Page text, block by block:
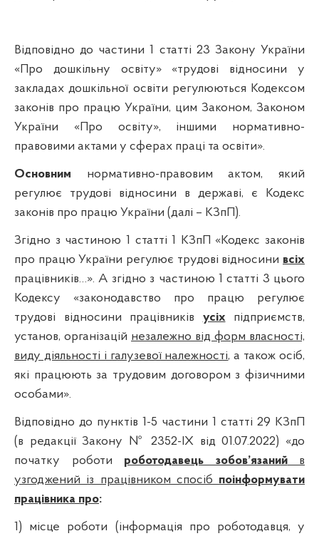
Відповідно до частини 1 статті 23 Закону України
«Про дошкільну освіту» «трудові відносини у
закладах дошкільної освіти регулюються Кодексом
законів про працю України, цим Законом, Законом
України «Про освіту», іншими нормативно-
правовими актами у сферах праці та освіти».
Основним нормативно-правовим актом, який
регулює трудові відносини в державі, є Кодекс
законів про працю України (далі – КЗпП).
Згідно з частиною 1 статті 1 КЗпП «Кодекс законів
про працю України регулює трудові відносини всіх
працівників…». А згідно з частиною 1 статті 3 цього
Кодексу «законодавство про працю регулює
трудові відносини працівників усіх підприємств,
установ, організацій незалежно від форм власності,
виду діяльності і галузевої належності, а також осіб,
які працюють за трудовим договором з фізичними
особами».
Відповідно до пунктів 1-5 частини 1 статті 29 КЗпП
(в редакції Закону № 2352-IX від 01.07.2022) «до
початку роботи роботодавець зобов’язанийв
узгоджений із працівником спосіб поінформувати
працівника про:
1) місце роботи (інформація про роботодавця, у